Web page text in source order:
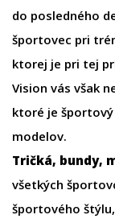
do posledného
športovec pri
ktorej je pri tej
Vision vás však
ktoré je
modelov.
Tričká, bundy,
všetkých
športového